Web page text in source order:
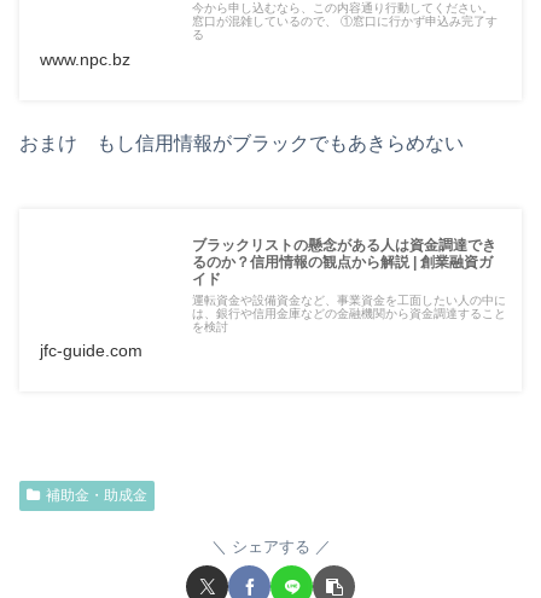
今から申し込むなら、この内容通り行動してください。
窓口が混雑しているので、 ①窓口に行かず申込み完了す
る
www.npc.bz
おまけ もし信用情報がブラックでもあきらめない
ブラックリストの懸念がある人は資金調達でき
るのか？信用情報の観点から解説 | 創業融資ガ
イド
運転資金や設備資金など、事業資金を工面したい人の中に
は、銀行や信用金庫などの金融機関から資金調達すること
を検討
jfc-guide.com
補助金・助成金
シェアする